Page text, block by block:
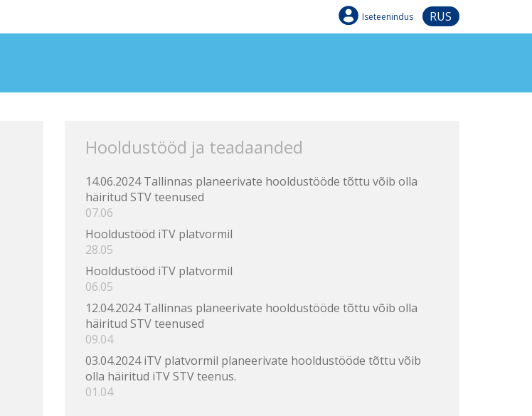
Iseteenindus RUS
Hooldustööd ja teadaanded
14.06.2024 Tallinnas planeerivate hooldustööde tõttu võib olla
häiritud STV teenused
07.06
Hooldustööd iTV platvormil
28.05
Hooldustööd iTV platvormil
06.05
12.04.2024 Tallinnas planeerivate hooldustööde tõttu võib olla
häiritud STV teenused
09.04
03.04.2024 iTV platvormil planeerivate hooldustööde tõttu võib
olla häiritud iTV STV teenus.
01.04